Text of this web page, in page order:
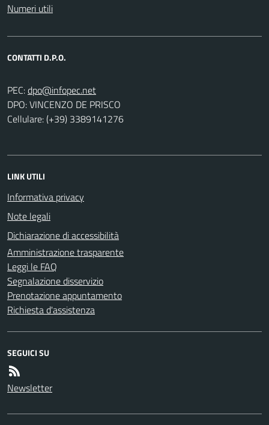
Numeri utili
CONTATTI D.P.O.
PEC:
DPO: VINCENZO DE PRISCO
Cellulare: (+39) 3389141276
LINK UTILI
Informativa privacy
Note legali
Dichiarazione di accessibilità
Amministrazione trasparente
Leggi le FAQ
Segnalazione disservizio
Prenotazione appuntamento
Richiesta d'assistenza
SEGUICI SU
Newsletter